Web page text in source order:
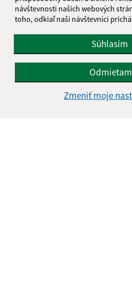
návštevnosti našich webových
toho, odkiaľ naši návštevníci
Súhlasím
Odmietam
Zmeniť moje
Informácie o